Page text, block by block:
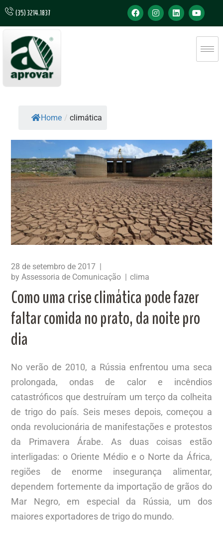
(35) 3214.1837
Home / climática
28 de setembro de 2017
byAssessoria de Comunicação clima
Como uma crise climática pode fazer
faltar comida no prato, da noite pro
dia
No verão de 2010, a Rússia enfrentou uma seca
prolongada, ondas de calor e incêndios
catastróficos que destruíram um terço da colheita
de trigo do país. Seis meses depois, começou a
onda revolucionária de manifestações e protestos
da Primavera Árabe. As duas coisas estão
interligadas: o Oriente Médio e o Norte da África,
regiões de enorme insegurança alimentar,
dependem fortemente da importação de grãos do
Mar Negro, em especial da Rússia, um dos
maiores exportadores de trigo do mundo.